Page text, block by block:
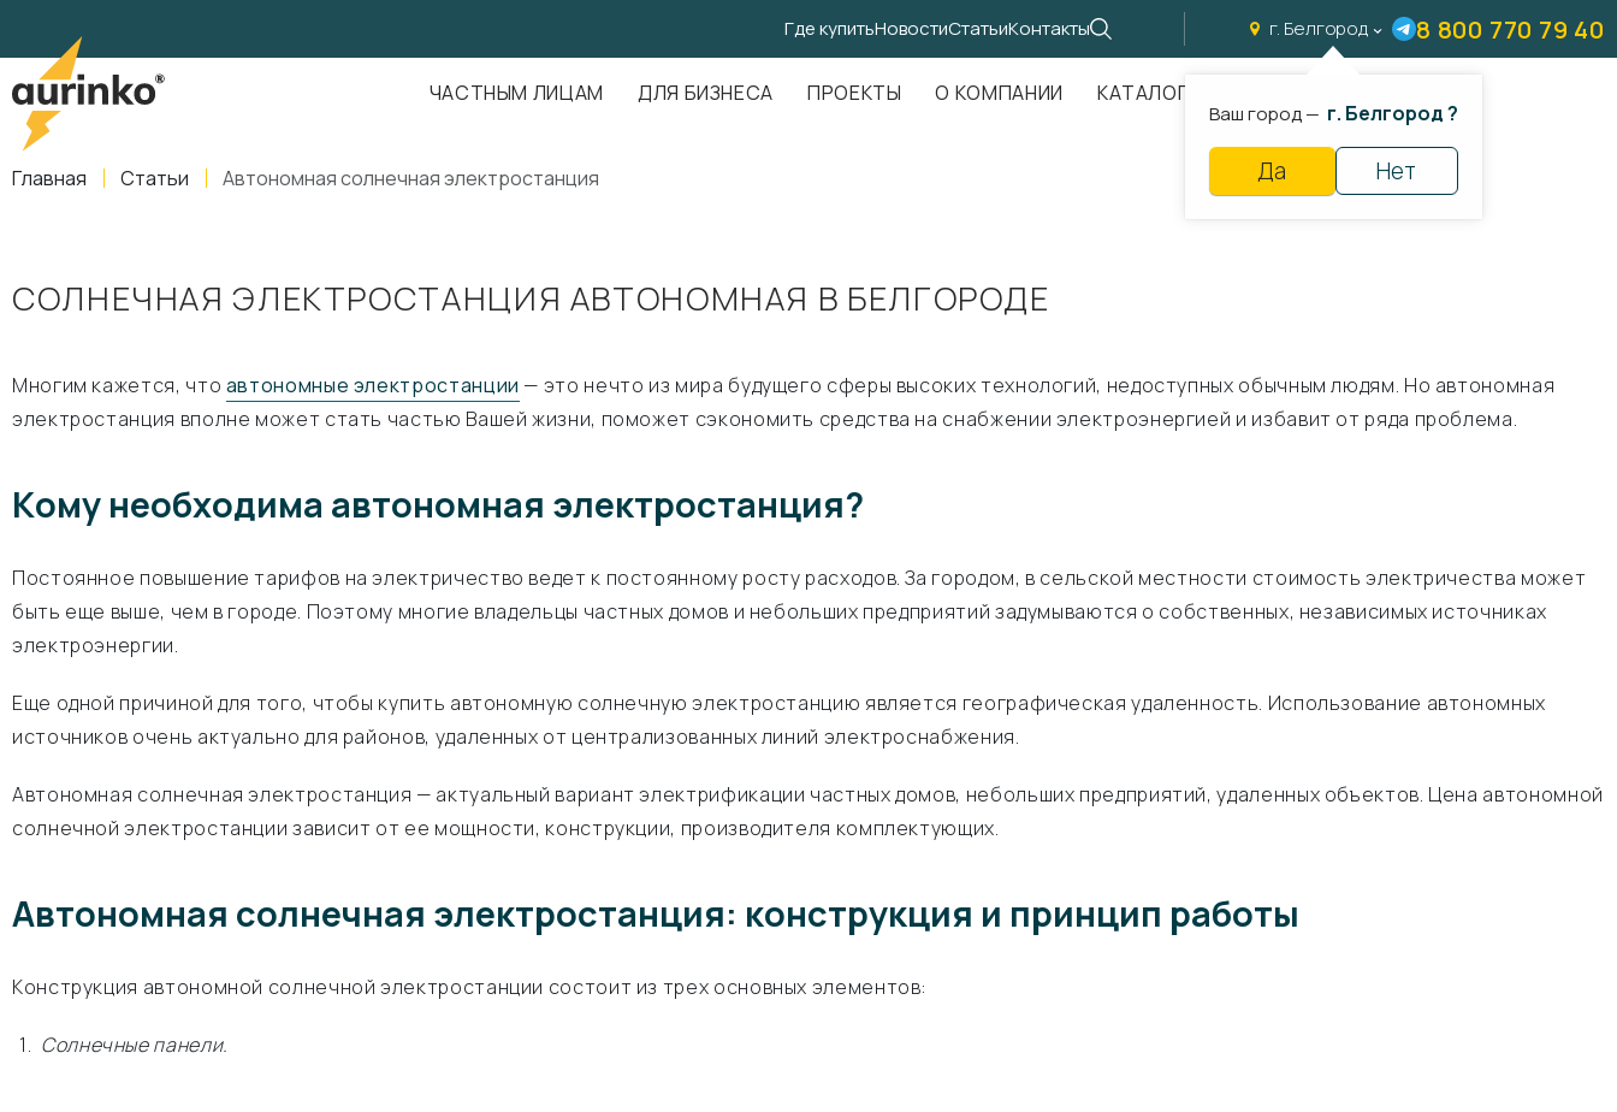
Где купитьНовостиСтатьиКонтакты г. Белгород
Ваш город — г. Белгород ?
Да Нет
8 800 770 79 40
ЧАСТНЫМ ЛИЦАМ ДЛЯ БИЗНЕСА ПРОЕКТЫ О КОМПАНИИ КАТАЛОГ
Главная Статьи Автономная солнечная электростанция
СОЛНЕЧНАЯ ЭЛЕКТРОСТАНЦИЯ АВТОНОМНАЯ В БЕЛГОРОДЕ
Многим кажется, что автономные электростанции — это нечто из мира будущего сферы высоких технологий, недоступных обычным людям. Но автономная
электростанция вполне может стать частью Вашей жизни, поможет сэкономить средства на снабжении электроэнергией и избавит от ряда проблема.
Кому необходима автономная электростанция?
Постоянное повышение тарифов на электричество ведет к постоянному росту расходов. За городом, в сельской местности стоимость электричества может
быть еще выше, чем в городе. Поэтому многие владельцы частных домов и небольших предприятий задумываются о собственных, независимых источниках
электроэнергии.
Еще одной причиной для того, чтобы купить автономную солнечную электростанцию является географическая удаленность. Использование автономных
источников очень актуально для районов, удаленных от централизованных линий электроснабжения.
Автономная солнечная электростанция — актуальный вариант электрификации частных домов, небольших предприятий, удаленных объектов. Цена автономной
солнечной электростанции зависит от ее мощности, конструкции, производителя комплектующих.
Автономная солнечная электростанция: конструкция и принцип работы
Конструкция автономной солнечной электростанции состоит из трех основных элементов:
Солнечные панели.
,Свердловская область
info@aurinkos.com
8-800-770-79-40